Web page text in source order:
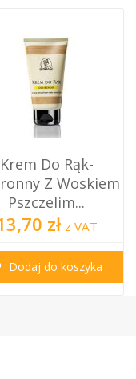
Krem Do Rąk-
Z Woskiem
Pszczelim...
zł z VAT
Dodaj do koszyka